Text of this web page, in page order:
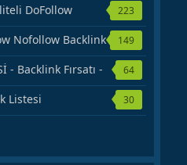
DoFollow
223
Nofollow Backlink
149
- Backlink Fırsatı -
64
Listesi 30